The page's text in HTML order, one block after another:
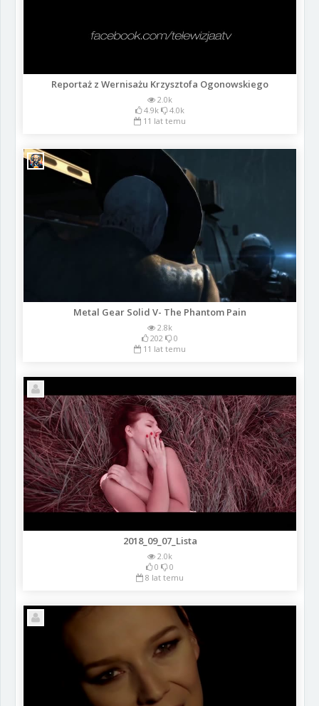
Reportaż z Wernisażu Krzysztofa Ogonowskiego
2.0k
4.9k
4.0k
11 lat temu
Metal Gear Solid V- The Phantom Pain
2.8k
202
0
11 lat temu
2018_09_07_Lista
2.0k
0
0
8 lat temu